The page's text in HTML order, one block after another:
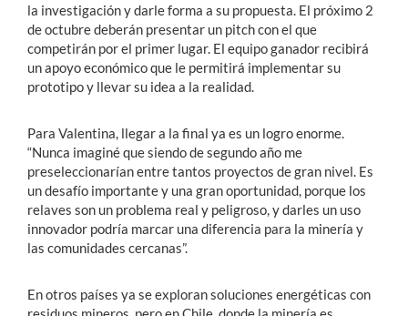
la investigación y darle forma a su propuesta. El próximo 2
de octubre deberán presentar un pitch con el que
competirán por el primer lugar. El equipo ganador recibirá
un apoyo económico que le permitirá implementar su
prototipo y llevar su idea a la realidad.
Para Valentina, llegar a la final ya es un logro enorme.
“Nunca imaginé que siendo de segundo año me
preseleccionarían entre tantos proyectos de gran nivel. Es
un desafío importante y una gran oportunidad, porque los
relaves son un problema real y peligroso, y darles un uso
innovador podría marcar una diferencia para la minería y
las comunidades cercanas”.
En otros países ya se exploran soluciones energéticas con